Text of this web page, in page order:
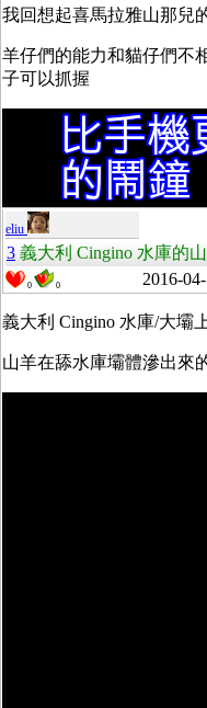
我回想起喜馬拉雅山那兒
羊仔們的能力和貓仔們不
子可以抓握
eliu
3 義大利 Cingino 水庫的
0 0 2016-
義大利 Cingino 水庫/大壩
山羊在舔水庫壩體滲出來